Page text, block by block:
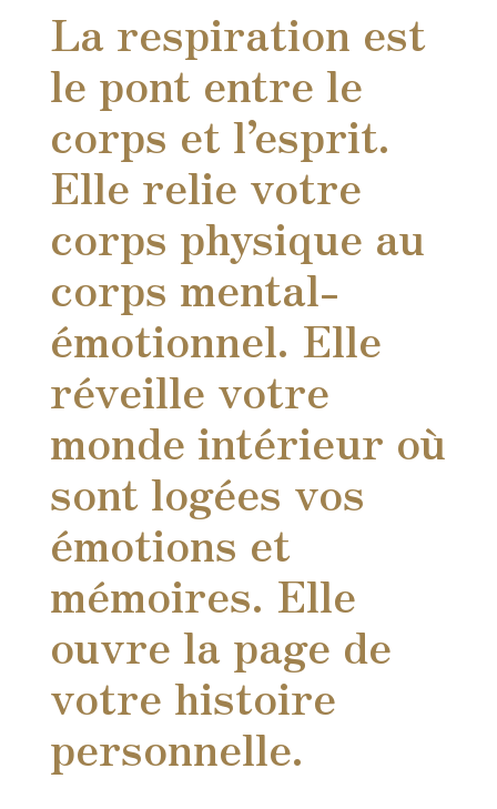
La respiration est
le pont entre le
corps et l’esprit.
Elle relie votre
corps physique au
corps mental-
émotionnel. Elle
réveille votre
monde intérieur où
sont logées vos
émotions et
mémoires. Elle
ouvre la page de
votre histoire
personnelle.